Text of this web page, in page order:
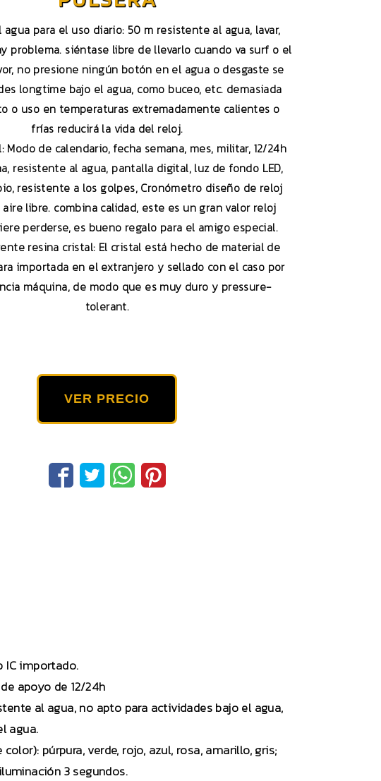
para el uso diario: 50 m resistente al agua, lavar,
problema. siéntase libre de llevarlo cuando va surf o el
no presione ningún botón en el agua o desgaste se
longtime bajo el agua, como buceo, etc. demasiada
o uso en temperaturas extremadamente calientes o
frías reducirá la vida del reloj.
de calendario, fecha semana, mes, militar, 12/24h
resistente al agua, pantalla digital, luz de fondo LED,
resistente a los golpes, Cronómetro diseño de reloj
libre. combina calidad, este es un gran valor reloj
perderse, es bueno regalo para el amigo especial.
resina cristal: El cristal está hecho de material de
importada en el extranjero y sellado con el caso por
máquina, de modo que es muy duro y pressure-
tolerant.
VER PRECIO
IC importado.
de apoyo de 12/24h
al agua, no apto para actividades bajo el agua,
agua.
púrpura, verde, rojo, azul, rosa, amarillo, gris;
3 segundos.